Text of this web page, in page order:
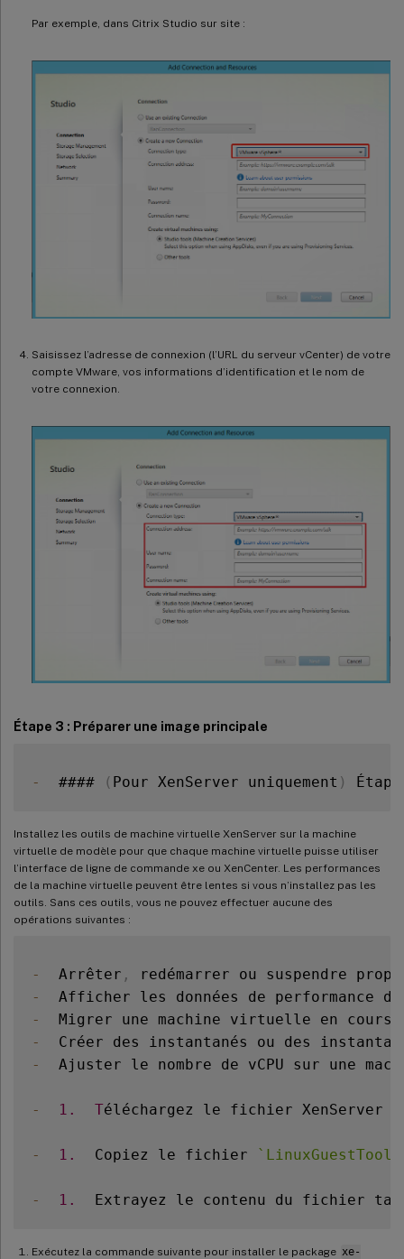
Par exemple, dans Citrix Studio sur site :
Saisissez l’adresse de connexion (l’URL du serveur vCenter) de votre
compte VMware, vos informations d’identification et le nom de
votre connexion.
Étape 3 : Préparer une image principale
-
  ####
( Pour XenServer uniquement )
Installez les outils de machine virtuelle XenServer sur la machine
virtuelle de modèle pour que chaque machine virtuelle puisse utiliser
l’interface de ligne de commande xe ou XenCenter. Les performances
de la machine virtuelle peuvent être lentes si vous n’installez pas les
outils. Sans ces outils, vous ne pouvez effectuer aucune des
opérations suivantes :
-
  Arrêter
,
redémarrer ou suspendre
-
Afficher les données de performance
-
Migrer une machine virtuelle en cours
-
Créer des instantanés ou des
-
Ajuster le nombre de vCPU sur une
- 1. Téléchargez le fichier XenServer
- 1.
  Copiez le fichier
`
- 1.
Extrayez le contenu du fichier
Exécutez la commande suivante pour installer le package xe-